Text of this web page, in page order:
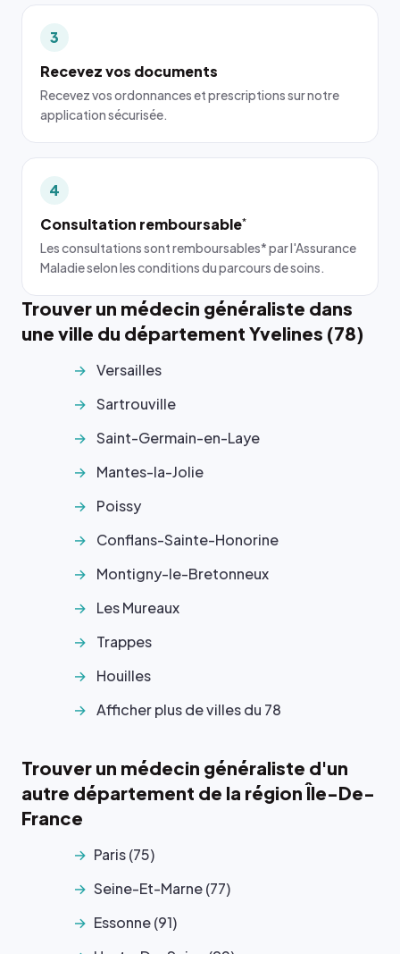
3
Recevez vos documents
Recevez vos ordonnances et prescriptions sur notre
application sécurisée.
4
Consultation remboursable*
Les consultations sont remboursables* par l'Assurance
Maladie selon les conditions du parcours de soins.
Trouver un médecin généraliste dans
une ville du département Yvelines (78)
Versailles
Sartrouville
Saint-Germain-en-Laye
Mantes-la-Jolie
Poissy
Conflans-Sainte-Honorine
Montigny-le-Bretonneux
Les Mureaux
Trappes
Houilles
Afficher plus de villes du 78
Trouver un médecin généraliste d'un
autre département de la région Île-De-
France
Paris (75)
Seine-Et-Marne (77)
Essonne (91)